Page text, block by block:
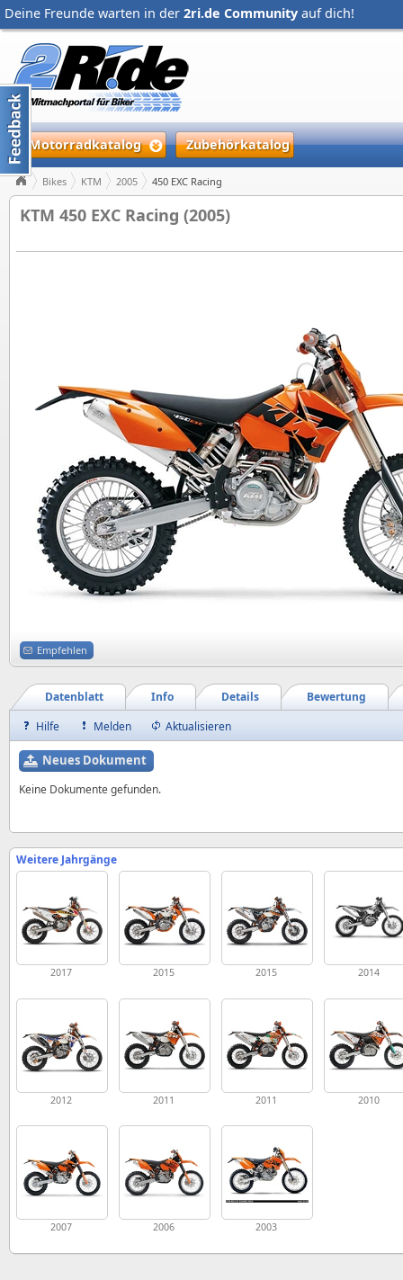
Deine Freunde warten in der 2ri.de Community auf dich!
Motorradkatalog Zubehörkatalog
Bikes KTM 2005 450 EXC Racing
KTM 450 EXC Racing (2005)
Empfehlen
Bewertung
Details
Info
Datenblatt
Hilfe
Melden Aktualisieren
Neues Dokument
Keine Dokumente gefunden.
Weitere Jahrgänge
2017 2015 2015 2014
2012 2011 2011 2010
2007 2006 2003